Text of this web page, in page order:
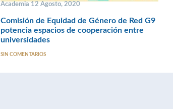
Academia 12 Agosto, 2020
Comisión de Equidad de Género de Red G9
potencia espacios de cooperación entre
universidades
SIN COMENTARIOS